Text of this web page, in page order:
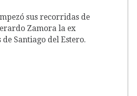
sus recorridas de
Zamora la ex
Santiago del Estero.